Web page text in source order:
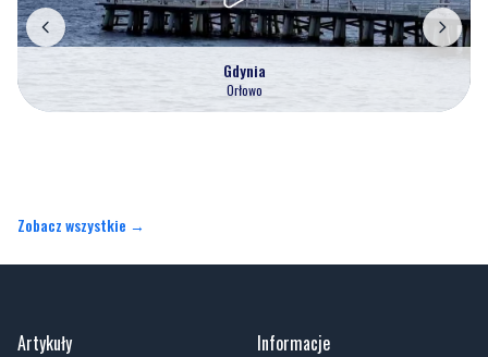
Gdynia
Orłowo
Zobacz wszystkie →
Artykuły Informacje